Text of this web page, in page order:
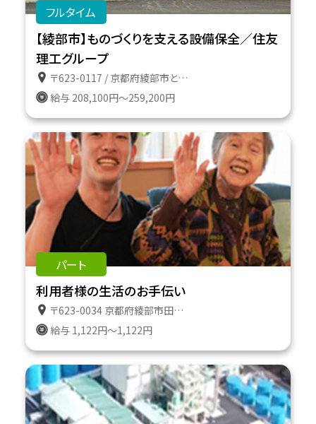
フルタイム
【綾部市】ものづくりを支える設備保全／住友
理工グループ
〒623-0117 / 京都府綾部市とよさか町１番地
給与 208,100円～259,200円
パート
利用者様の生活のお手伝い
〒623-0034 京都府綾部市田野町２番地１８３ 特定施設ケアハウスたのやま
給与 1,122円～1,122円